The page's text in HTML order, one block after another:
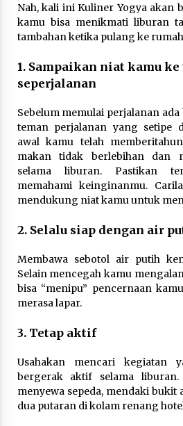
Nah, kali ini Kuliner Yogya akan
kamu bisa menikmati liburan
tambahan ketika pulang ke
1. Sampaikan niat kamu ke
seperjalanan
Sebelum memulai perjalanan
teman perjalanan yang setipe
awal kamu telah
makan tidak berlebihan dan
selama liburan. Pastikan
memahami keinginanmu.
mendukung niat kamu untuk
2. Selalu siap dengan air
Membawa sebotol air putih
Selain mencegah kamu
bisa “menipu” pencernaan
merasa lapar.
3. Tetap aktif
Usahakan mencari kegiatan
bergerak aktif selama
menyewa sepeda, mendaki bukit
dua putaran di kolam renang